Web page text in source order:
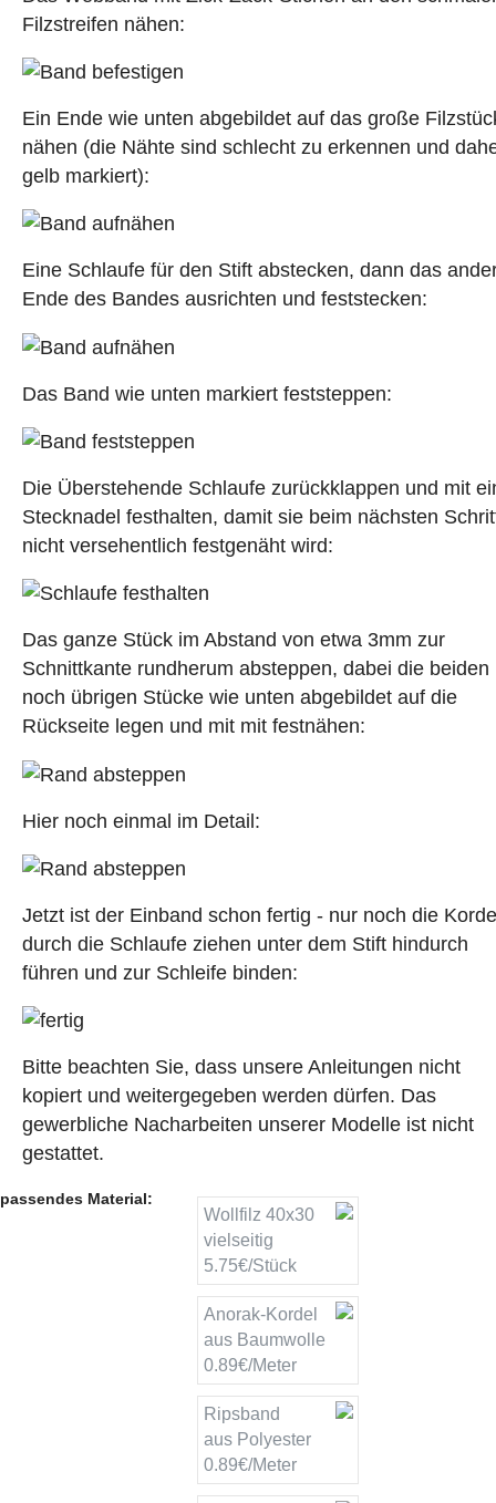
Filzstreifen nähen:
Ein Ende wie unten abgebildet auf das große
nähen (die Nähte sind schlecht zu erkennen und
gelb markiert):
Eine Schlaufe für den Stift abstecken, dann das
Ende des Bandes ausrichten und feststecken:
Das Band wie unten markiert feststeppen:
Die Überstehende Schlaufe zurückklappen und mit
Stecknadel festhalten, damit sie beim nächsten
nicht versehentlich festgenäht wird:
Das ganze Stück im Abstand von etwa 3mm zur
Schnittkante rundherum absteppen, dabei die beiden
noch übrigen Stücke wie unten abgebildet auf die
Rückseite legen und mit mit festnähen:
Hier noch einmal im Detail:
Jetzt ist der Einband schon fertig - nur noch die
durch die Schlaufe ziehen unter dem Stift hindurch
führen und zur Schleife binden:
Bitte beachten Sie, dass unsere Anleitungen nicht
kopiert und weitergegeben werden dürfen. Das
gewerbliche Nacharbeiten unserer Modelle ist nicht
gestattet.
passendes Material:
Wollfilz 40x30
vielseitig
5.75€/Stück
Anorak-Kordel
aus Baumwolle
0.89€/Meter
Ripsband
aus Polyester
0.89€/Meter